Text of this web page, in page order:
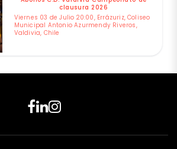
clausura 2026
Viernes 03 de Julio 20:00, Errázuriz, Coliseo
Municipal Antonio Azurmendy Riveros,
Valdivia, Chile